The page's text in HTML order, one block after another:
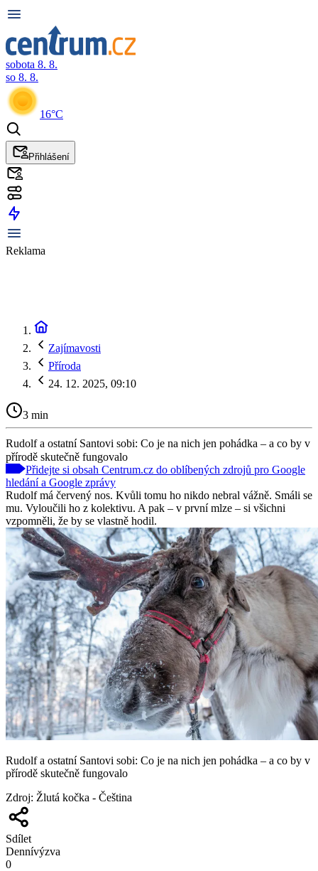
sobota 8. 8.
so 8. 8.
16°C
Přihlášení
Reklama
Zajímavosti
Příroda
24. 12. 2025, 09:10
3 min
Rudolf a ostatní Santovi sobi: Co je na nich jen pohádka – a co by v
přírodě skutečně fungovalo
Přidejte si obsah Centrum.cz do oblíbených zdrojů pro Google
hledání a Google zprávy
Rudolf má červený nos. Kvůli tomu ho nikdo nebral vážně. Smáli se
mu. Vyloučili ho z kolektivu. A pak – v první mlze – si všichni
vzpomněli, že by se vlastně hodil.
Rudolf a ostatní Santovi sobi: Co je na nich jen pohádka – a co by v
přírodě skutečně fungovalo
Zdroj: Žlutá kočka - Čeština
Sdílet
Dennívýzva
0